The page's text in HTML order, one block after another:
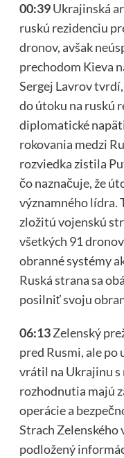
00:39Ukrajinská
ruskú rezidenciu
dronov, avšak
prechodom Kieva
Sergej Lavrov
do útoku na ruskú
diplomatické
rokovania medzi
rozviedka zistila
čo naznačuje, že
významného lídra.
zložitú vojenskú
všetkých 91
obranné systémy
Ruská strana sa
posilniť svoju
06:13Zelenský
pred Rusmi, ale po
vrátil na Ukrajinu s
rozhodnutia majú
operácie a
Strach
podložený